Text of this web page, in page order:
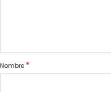
Nombre *